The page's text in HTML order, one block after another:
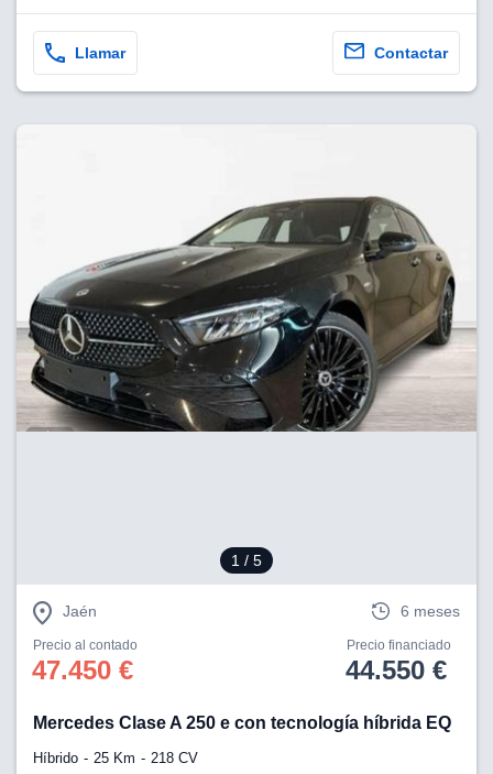
Llamar Contactar
1 / 5
Jaén 6 meses
Precio al contado
47.450 €
Precio financiado
44.550 €
Mercedes Clase A 250 e con tecnología híbrida EQ
Híbrido 25 Km 218 CV